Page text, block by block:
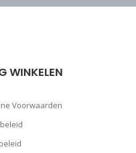
WINKELEN
Voorwaarden